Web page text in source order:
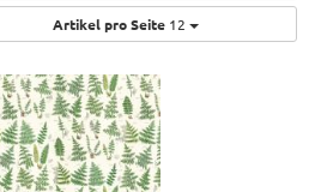
Artikel pro Seite 12